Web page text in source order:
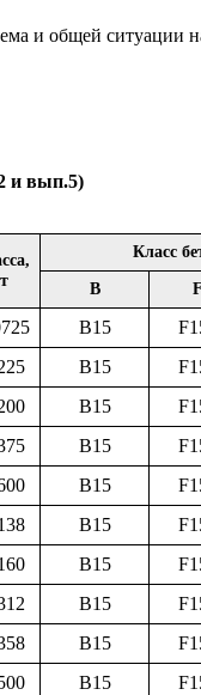
и общей ситуации
и вып.5)
т
Класс
B F
B15
B15
B15
B15
B15
B15
B15
B15
B15
B15